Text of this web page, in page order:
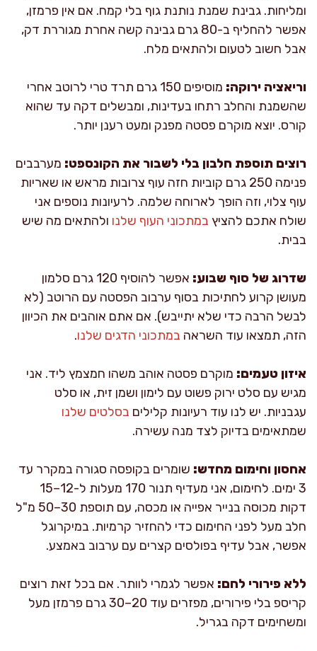
ומליחות. גבינת שמנת נותנת גוף בלי קמח. אם אין פרמזן,
אפשר להחליף ב-80 גרם גבינה קשה אחרת מגוררת דק,
אבל חשוב לטעום ולהתאים מלח.
וריאציה ירוקה:
מוסיפים 150 גרם תרד טרי לרוטב אחרי
שהשמנת והחלב רתחו בעדינות, ומבשלים דקה עד שהוא
קורס. יוצא מוקרם פסטה מפנק ומעט רענן יותר.
רוצים תוספת חלבון בלי לשבור את הקונספט: מערבבים
פנימה 250 גרם קוביות חזה עוף צרובות מראש או שאריות
עוף צלוי, וזה הופך לארוחה שלמה. לרעיונות נוספים אני
שולח אתכם להציץ במתכוני העוף שלנו ולהתאים מה שיש
בבית.
שדרוג של סוף שבוע:
אפשר להוסיף 120 גרם סלמון
מעושן קרוע לחתיכות בסוף ערבוב הפסטה עם הרוטב (לא
לבשל הרבה כדי שלא יתייבש). אם אתם אוהבים את הכיוון
הזה, תמצאו עוד השראה במתכוני הדגים שלנו.
איזון טעמים: מוקרם פסטה אוהב משהו חמצמץ ליד. אני
מגיש עם סלט ירוק פשוט עם לימון ושמן זית, או סלט
עגבניות. יש לנו עוד רעיונות קלילים בסלטים שלנו
שמתאימים בדיוק לצד מנה עשירה.
אחסון וחימום מחדש: שומרים בקופסה סגורה במקרר עד
3 ימים. לחימום, אני מעדיף תנור 170 מעלות ל-12–15
דקות מכוסה בנייר אפייה או מכסה, עם תוספת 30–50 מ"ל
חלב מעל לפני החימום כדי להחזיר קרמיות. במיקרוגל
אפשר, אבל עדיף בפולסים קצרים עם ערבוב באמצע.
ללא פירורי לחם: אפשר לגמרי לוותר. אם בכל זאת רוצים
קריספ בלי פירורים, מפזרים עוד 20–30 גרם פרמזן מעל
ומשחימים דקה בגריל.